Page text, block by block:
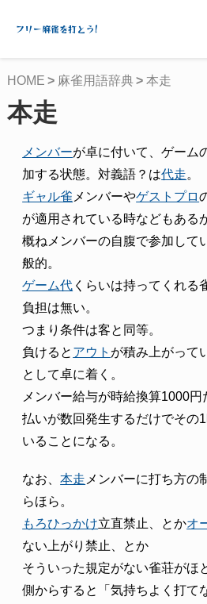
フリー麻雀を打とう!
HOME 麻雀用語辞典 本走
本走
メンバーが卓に付いて、ゲーム
加する状態。対義語？は代走。
ギャル雀メンバーやゲストプロ
が適用されている時などもある
概ねメンバーの自腹で参加して
般的。
ゲーム代 くらいは持ってくれる
負担は無い。
つまり条件は客と同等。
負けると アウト が積み上がって
として卓に着く。
メンバー給与が時給換算1000円
払いが数回発生するだけでその
いることになる。
なお、本走 メンバーに打ち方の
らほら。
もろひっかけ立直禁止、とかオ
ない上がり禁止、とか
そういった規定がない雀荘がほ
側からすると「気持ちよく打て